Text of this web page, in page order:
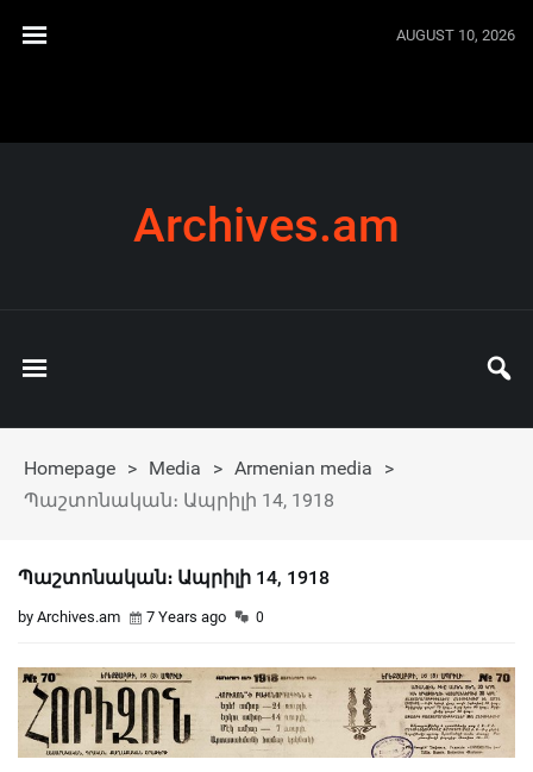
AUGUST 10, 2026
Archives.am
Homepage > Media > Armenian media
>
Պաշտոնական։ Ապրիլի 14, 1918
Պաշտոնական։ Ապրիլի 14, 1918
by Archives.am 7 Years ago 0